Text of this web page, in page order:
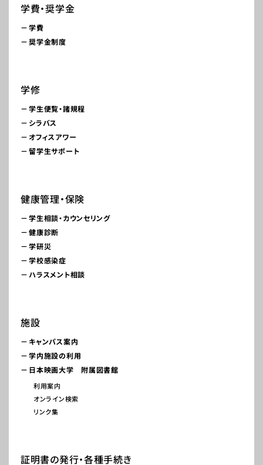
学費・奨学金
学費
奨学金制度
学修
学生便覧・諸規程
シラバス
オフィスアワー
留学生サポート
健康管理・保険
学生相談・カウンセリング
健康診断
学研災
学校感染症
ハラスメント相談
施設
キャンパス案内
学内施設の利用
日本映画大学 附属図書館
利用案内
オンライン検索
リンク集
証明書の発行・各種手続き